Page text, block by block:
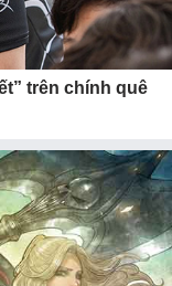
trên chính quê